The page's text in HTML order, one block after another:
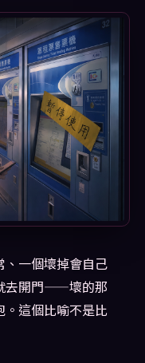
一個壞掉會自己
去開門——壞的那
這個比喻不是比